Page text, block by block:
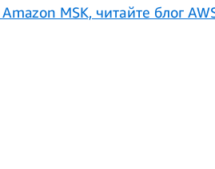
MSK, читайте блог